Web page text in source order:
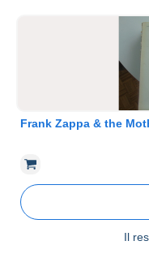
Frank Zappa & the
Il